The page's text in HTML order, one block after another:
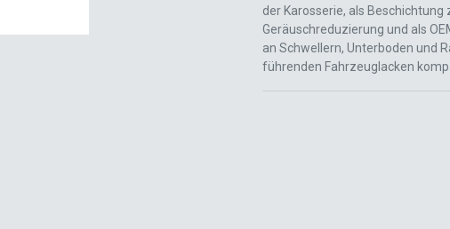
der Karosserie, als Beschichtung
Geräuschreduzierung und als
an Schwellern, Unterboden und
führenden Fahrzeuglacken